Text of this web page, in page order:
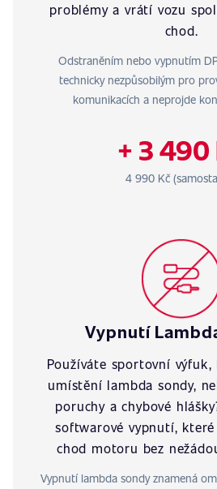
problémy a vrátí vozu
chod.
Odstraněním nebo vypnutím
technicky nezpůsobilým pro
komunikacích a neprojde
+ 3 490
4 990 Kč
Vypnutí
Používáte sportovní
umístění lambda sondy,
poruchy a chybové
softwarové vypnutí,
chod motoru bez
Vypnutí lambda sondy znamená